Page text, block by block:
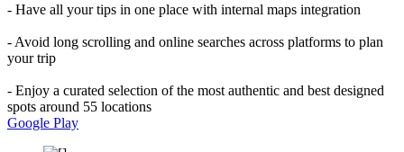
- Have all your tips in one place with internal maps integration
- Avoid long scrolling and online searches across platforms to plan
your trip
- Enjoy a curated selection of the most authentic and best designed
spots around 55 locations
Google Play